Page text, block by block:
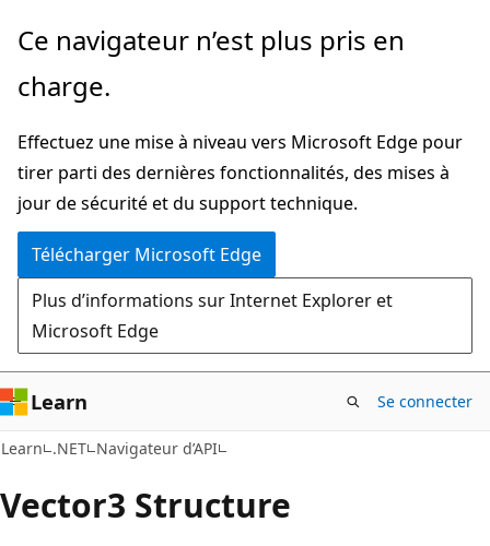
Passer
directement
au
principal
Passer
la
dans
la
page
Ce navigateur n’est plus pris en
charge.
Effectuez une mise à niveau vers Microsoft Edge pour
tirer parti des dernières fonctionnalités, des mises à
jour de sécurité et du support technique.
Télécharger Microsoft Edge
Plus d’informations sur Internet Explorer et
Microsoft Edge
Learn Se connecter
Learn .NET Navigateur d’API
Vector3 Structure